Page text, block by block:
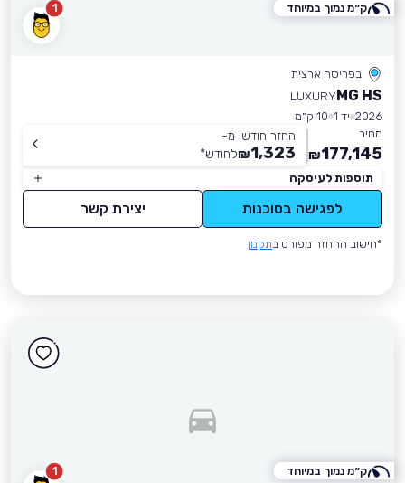
1
בפריסה ארצית
MG HS
LUXURY
2026 יד 1
10 ק״מ
מחיר
177,145
₪
החזר חודשי מ-
1,323
₪לחודש*
תוספות לעיסקה
לפגישה בסוכנות יצירת קשר
*חישוב ההחזר מפורט בתקנון
ק״מ נמוך במיוחד
1 ק״מ נמוך במיוחד